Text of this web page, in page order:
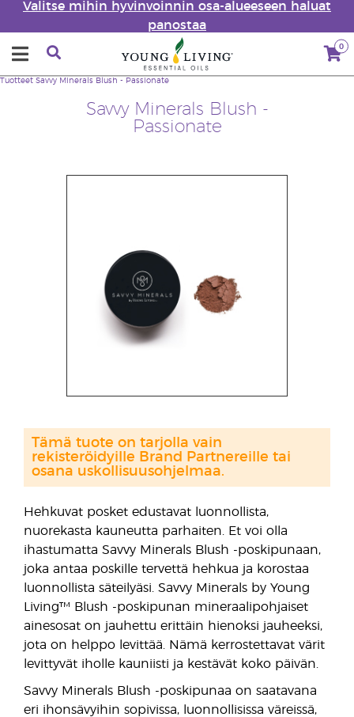
Valitse mihin hyvinvoinnin osa-alueeseen haluat
panostaa
0
Savvy Minerals Blush -
Passionate
Tuotteet Savvy Minerals Blush - Passionate
Hehkuvat posket edustavat luonnollista,
nuorekasta kauneutta parhaiten. Et voi olla
ihastumatta Savvy Minerals Blush -poskipunaan,
joka antaa poskille tervettä hehkua ja korostaa
luonnollista säteilyäsi. Savvy Minerals by Young
Living™ Blush -poskipunan mineraalipohjaiset
ainesosat on jauhettu erittäin hienoksi jauheeksi,
jota on helppo levittää. Nämä kerrostettavat värit
levittyvät iholle kauniisti ja kestävät koko päivän.
Savvy Minerals Blush -poskipunaa on saatavana
eri ihonsävyihin sopivissa, luonnollisissa väreissä,
Tämä tuote on tarjolla vain
rekisteröidyille Brand Partnereille tai
osana uskollisuusohjelmaa.